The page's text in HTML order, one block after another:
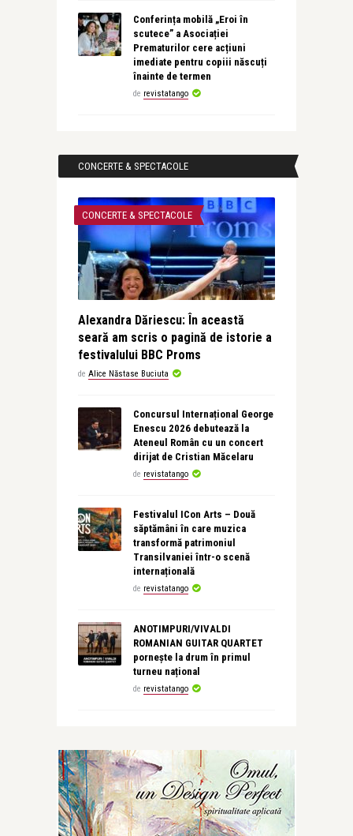
Conferința mobilă „Eroi în
scutece” a Asociației
Prematurilor cere acțiuni
imediate pentru copiii născuți
înainte de termen
de revistatango
CONCERTE & SPECTACOLE
CONCERTE & SPECTACOLE
Alexandra Dăriescu: În această
seară am scris o pagină de istorie a
festivalului BBC Proms
de Alice Năstase Buciuta
Concursul Internațional George
Enescu 2026 debutează la
Ateneul Român cu un concert
dirijat de Cristian Măcelaru
de revistatango
Festivalul ICon Arts – Două
săptămâni în care muzica
transformă patrimoniul
Transilvaniei într-o scenă
internațională
de revistatango
ANOTIMPURI/VIVALDI
ROMANIAN GUITAR QUARTET
pornește la drum în primul
turneu național
de revistatango